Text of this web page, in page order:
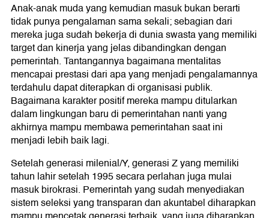
Anak-anak muda yang kemudian masuk bukan berarti
tidak punya pengalaman sama sekali; sebagian dari
mereka juga sudah bekerja di dunia swasta yang memiliki
target dan kinerja yang jelas dibandingkan dengan
pemerintah. Tantangannya bagaimana mentalitas
mencapai prestasi dari apa yang menjadi pengalamannya
terdahulu dapat diterapkan di organisasi publik.
Bagaimana karakter positif mereka mampu ditularkan
dalam lingkungan baru di pemerintahan nanti yang
akhirnya mampu membawa pemerintahan saat ini
menjadi lebih baik lagi.
Setelah generasi milenial/Y, generasi Z yang memiliki
tahun lahir setelah 1995 secara perlahan juga mulai
masuk birokrasi. Pemerintah yang sudah menyediakan
sistem seleksi yang transparan dan akuntabel diharapkan